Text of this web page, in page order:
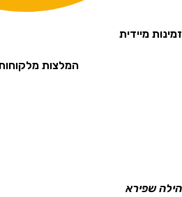
מיידית
המלצות מלקוחות
שפירא